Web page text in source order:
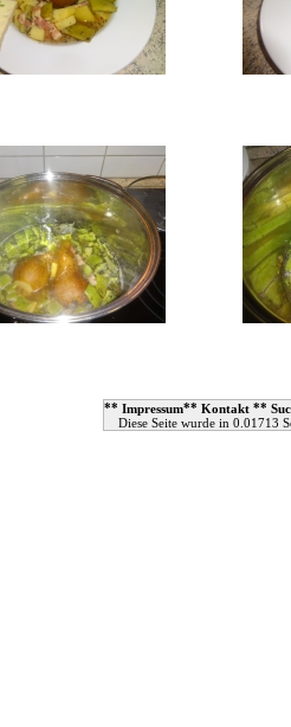
** Impressum** Kontakt **
Diese Seite wurde in 0.01713